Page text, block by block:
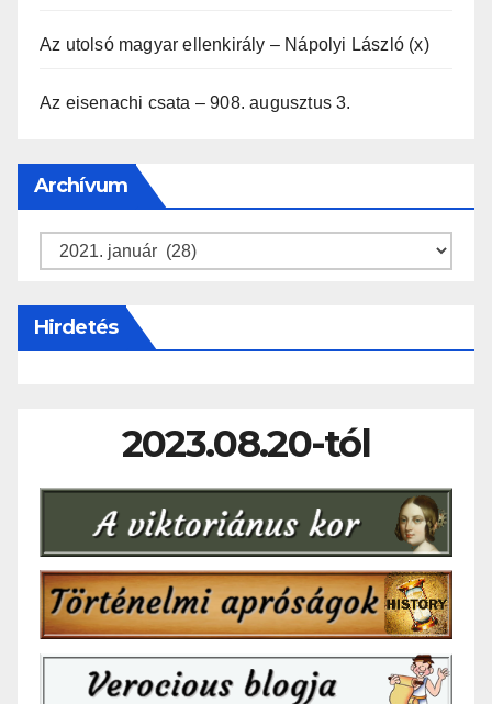
Az utolsó magyar ellenkirály – Nápolyi László (x)
Az eisenachi csata – 908. augusztus 3.
Archívum
Archívum
Hirdetés
2023.08.20-tól